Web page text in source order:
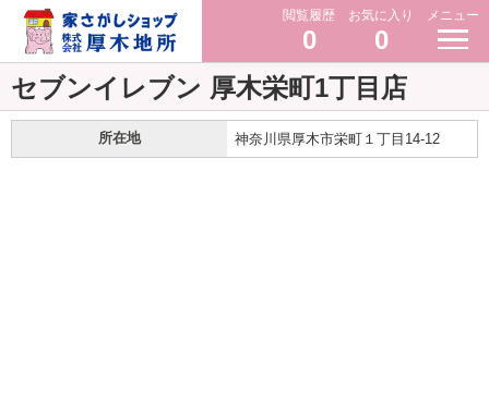
閲覧履歴
0
お気に入り
0
メニュー
セブンイレブン 厚木栄町1丁目店
所在地 神奈川県厚木市栄町１丁目14-12